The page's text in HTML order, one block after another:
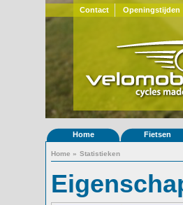
Contact Openingstijden
Home Fietsen
Home » Statistieken